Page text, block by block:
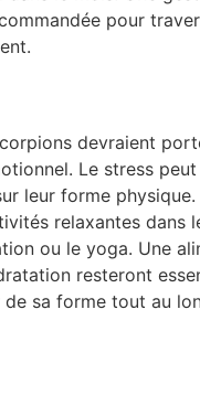
pour
devraient
Le stress peut
leur forme
relaxantes dans
ou le yoga. Une
resteront
de sa forme tout au